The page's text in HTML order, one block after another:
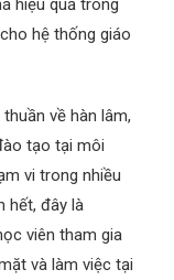
hiệu quả trong
hệ thống giáo
về hàn lâm,
tạo tại môi
vi trong nhiều
hết, đây là
viên tham gia
và làm việc tại